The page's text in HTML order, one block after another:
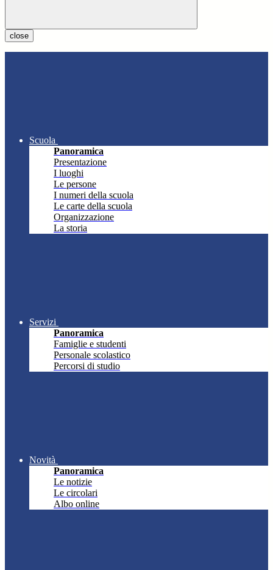
close
Scuola
Panoramica
Presentazione
I luoghi
Le persone
I numeri della scuola
Le carte della scuola
Organizzazione
La storia
Servizi
Panoramica
Famiglie e studenti
Personale scolastico
Percorsi di studio
Novità
Panoramica
Le notizie
Le circolari
Albo online